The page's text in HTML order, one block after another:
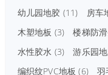
幼儿园地胶 (11) 房车
木塑地板 (3) 楼梯防
水性胶水 (3) 游乐园
编织纹PVC地板 (6) 羽